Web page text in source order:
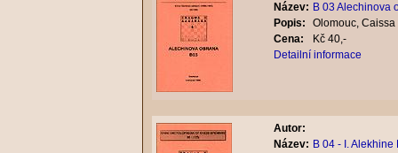
Název: B 03 Alechinova
Popis:
Olomouc,
Cena:
Kč 40,-
Detailní informace
Autor:
Název: B 04 - I. Alekhine